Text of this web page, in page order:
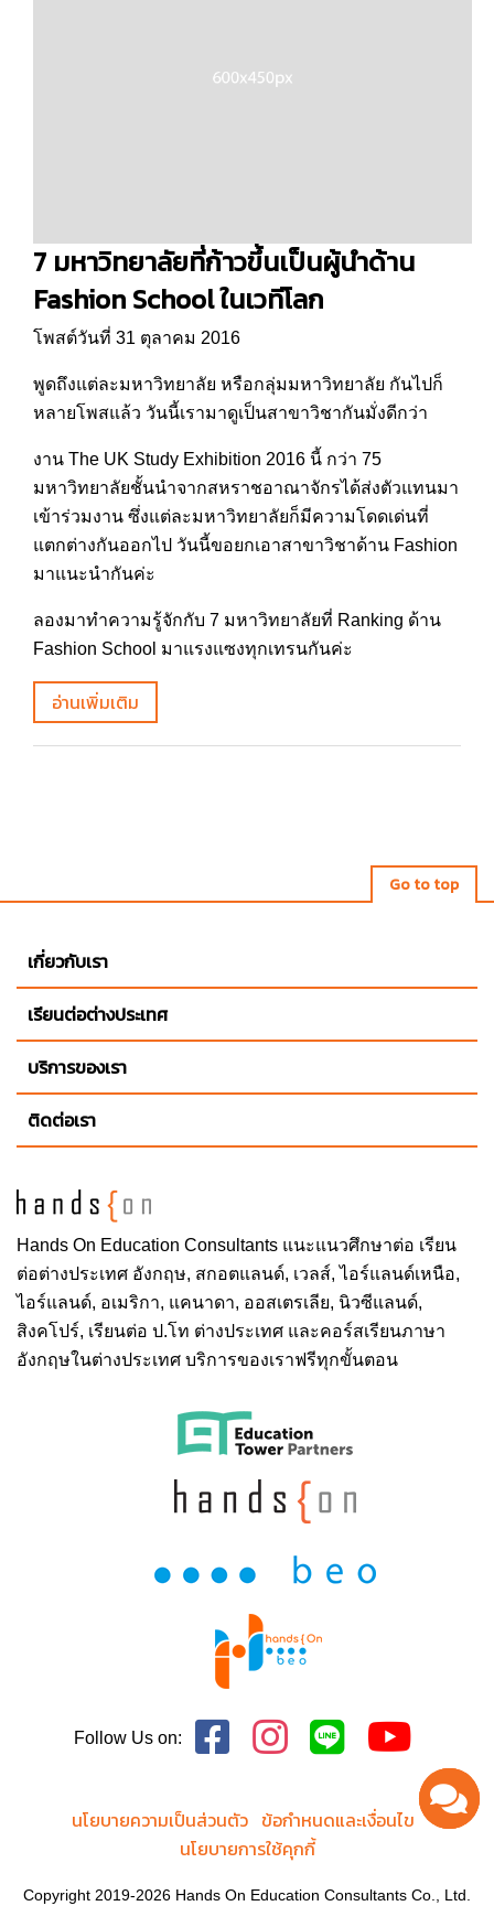
7 มหาวิทยาลัยที่ก้าวขึ้นเป็นผู้นำด้าน
Fashion School ในเวทีโลก
โพสต์วันที่ 31 ตุลาคม 2016
พูดถึงแต่ละมหาวิทยาลัย หรือกลุ่มมหาวิทยาลัย กันไปก็
หลายโพสแล้ว วันนี้เรามาดูเป็นสาขาวิชากันมั่งดีกว่า
งาน The UK Study Exhibition 2016 นี้ กว่า 75
มหาวิทยาลัยชั้นนำจากสหราชอาณาจักรได้ส่งตัวแทนมา
เข้าร่วมงาน ซึ่งแต่ละมหาวิทยาลัยก็มีความโดดเด่นที่
แตกต่างกันออกไป วันนี้ขอยกเอาสาขาวิชาด้าน Fashion
มาแนะนำกันค่ะ
ลองมาทำความรู้จักกับ 7 มหาวิทยาลัยที่ Ranking ด้าน
Fashion School มาแรงแซงทุกเทรนกันค่ะ
อ่านเพิ่มเติม
Go to top
Hands On Education Consultants แนะแนวศึกษาต่อ เรียน
ต่อต่างประเทศ อังกฤษ, สกอตแลนด์, เวลส์, ไอร์แลนด์เหนือ,
ไอร์แลนด์, อเมริกา, แคนาดา, ออสเตรเลีย, นิวซีแลนด์,
สิงคโปร์, เรียนต่อ ป.โท ต่างประเทศ และคอร์สเรียนภาษา
อังกฤษในต่างประเทศ บริการของเราฟรีทุกขั้นตอน
เกี่ยวกับเรา
เรียนต่อต่างประเทศ
บริการของเรา
ติดต่อเรา
Follow Us on:
นโยบายความเป็นส่วนตัว ข้อกำหนดและเงื่อนไข
นโยบายการใช้คุกกี้
Copyright 2019-2026 Hands On Education Consultants Co., Ltd.